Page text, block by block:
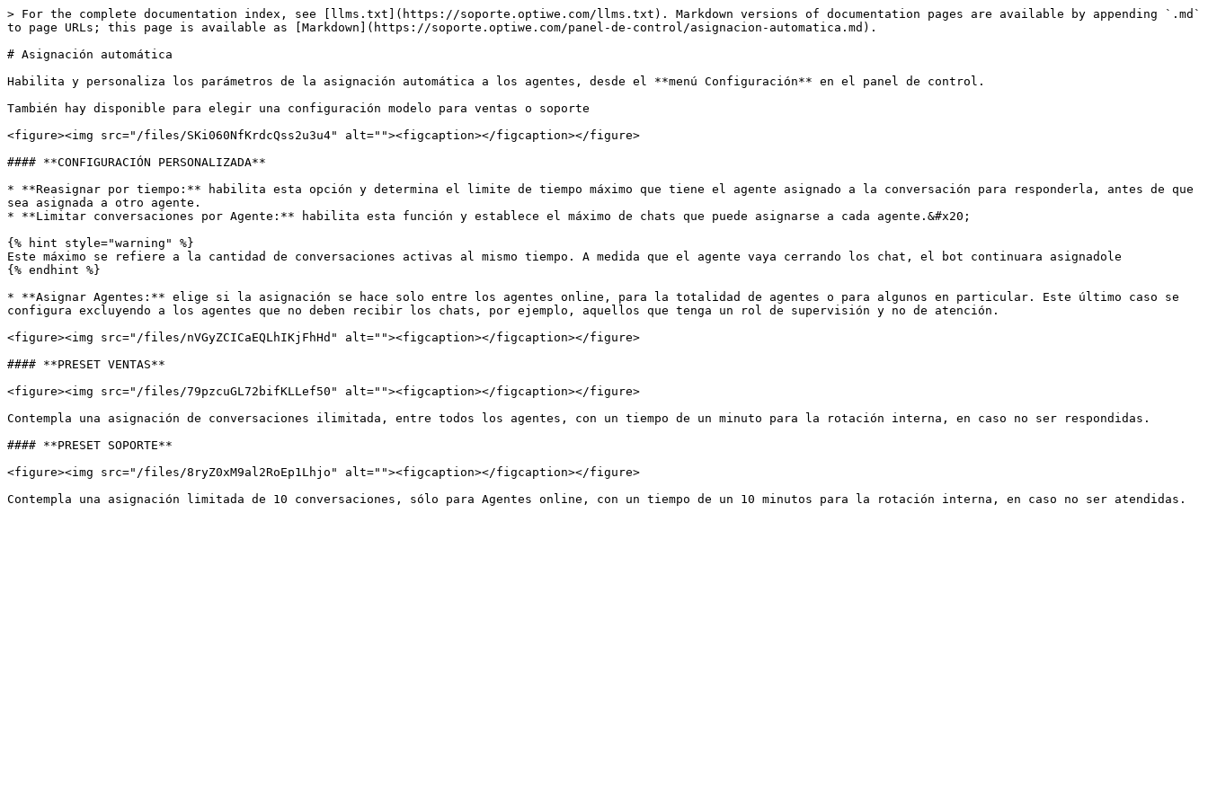
> For the complete documentation index, see [llms.txt](https://soporte.optiwe.com/llms.txt). Markdown versions of documentation pages are available by appending `.md`
to page URLs; this page is available as [Markdown](https://soporte.optiwe.com/panel-de-control/asignacion-automatica.md).
# Asignación automática
Habilita y personaliza los parámetros de la asignación automática a los agentes, desde el **menú Configuración** en el panel de control.
También hay disponible para elegir una configuración modelo para ventas o soporte
<figure><img src="/files/SKi060NfKrdcQss2u3u4" alt=""><figcaption></figcaption></figure>
#### **CONFIGURACIÓN PERSONALIZADA**
* **Reasignar por tiempo:** habilita esta opción y determina el limite de tiempo máximo que tiene el agente asignado a la conversación para responderla, antes de que
sea asignada a otro agente.
* **Limitar conversaciones por Agente:** habilita esta función y establece el máximo de chats que puede asignarse a cada agente.&#x20;
{% hint style="warning" %}
Este máximo se refiere a la cantidad de conversaciones activas al mismo tiempo. A medida que el agente vaya cerrando los chat, el bot continuara asignadole
{% endhint %}
* **Asignar Agentes:** elige si la asignación se hace solo entre los agentes online, para la totalidad de agentes o para algunos en particular. Este último caso se
configura excluyendo a los agentes que no deben recibir los chats, por ejemplo, aquellos que tenga un rol de supervisión y no de atención.
<figure><img src="/files/nVGyZCICaEQLhIKjFhHd" alt=""><figcaption></figcaption></figure>
#### **PRESET VENTAS**
<figure><img src="/files/79pzcuGL72bifKLLef50" alt=""><figcaption></figcaption></figure>
Contempla una asignación de conversaciones ilimitada, entre todos los agentes, con un tiempo de un minuto para la rotación interna, en caso no ser respondidas.
#### **PRESET SOPORTE**
<figure><img src="/files/8ryZ0xM9al2RoEp1Lhjo" alt=""><figcaption></figcaption></figure>